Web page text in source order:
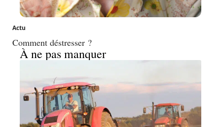
Actu
Comment déstresser ?
À ne pas manquer